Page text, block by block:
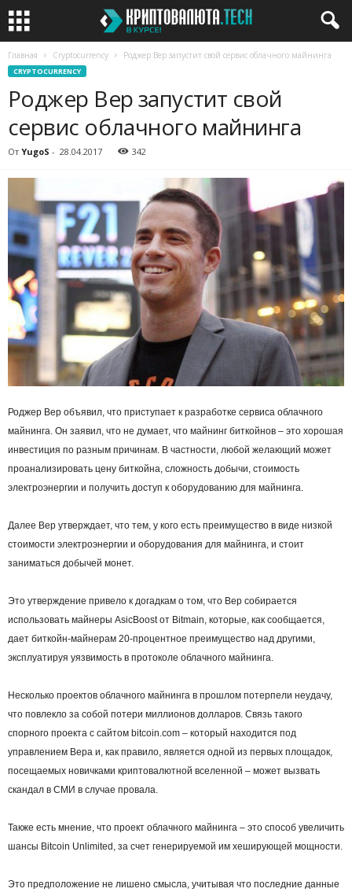
Главная Cryptocurrency Роджер Вер запустит свой сервис облачного майнинга
CRYPTOCURRENCY
Роджер Вер запустит свой
сервис облачного майнинга
От YugoS - 28.04.2017 342
Роджер Вер объявил, что приступает к разработке сервиса облачного
майнинга. Он заявил, что не думает, что майнинг биткойнов – это хорошая
инвестиция по разным причинам. В частности, любой желающий может
проанализировать цену биткойна, сложность добычи, стоимость
электроэнергии и получить доступ к оборудованию для майнинга.
Далее Вер утверждает, что тем, у кого есть преимущество в виде низкой
стоимости электроэнергии и оборудования для майнинга, и стоит
заниматься добычей монет.
Это утверждение привело к догадкам о том, что Вер собирается
использовать майнеры AsicBoost от Bitmain, которые, как сообщается,
дает биткойн-майнерам 20-процентное преимущество над другими,
эксплуатируя уязвимость в протоколе облачного майнинга.
Несколько проектов облачного майнинга в прошлом потерпели неудачу,
что повлекло за собой потери миллионов долларов. Связь такого
спорного проекта с сайтом bitcoin.com – который находится под
управлением Вера и, как правило, является одной из первых площадок,
посещаемых новичками криптовалютной вселенной – может вызвать
скандал в СМИ в случае провала.
Также есть мнение, что проект облачного майнинга – это способ увеличить
шансы Bitcoin Unlimited, за счет генерируемой им хеширующей мощности.
Это предположение не лишено смысла, учитывая что последние данные